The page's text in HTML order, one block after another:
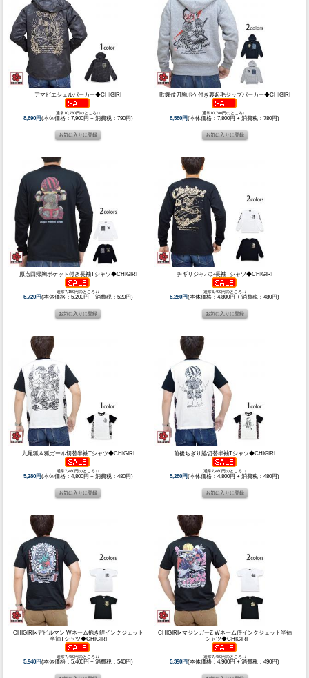
アマビエシェルパーカー◆CHIGIRI
通常10,780円のところ↓↓
8,690円(本体価格：7,900円 + 消費税：790円)
歌舞伎刀胸ポケ付き裏起毛ジップパーカー◆CHIGIRI
通常10,780円のところ↓↓
8,580円(本体価格：7,800円 + 消費税：780円)
原点回帰胸ポケット付き長袖Tシャツ◆CHIGIRI
通常7,150円のところ↓↓
5,720円(本体価格：5,200円 + 消費税：520円)
チギリジャパン長袖Tシャツ◆CHIGIRI
通常6,490円のところ↓↓
5,280円(本体価格：4,800円 + 消費税：480円)
九尾狐＆狐ガール切替半袖Tシャツ◆CHIGIRI
通常7,480円のところ↓↓
5,280円(本体価格：4,800円 + 消費税：480円)
前後ちぎり脇切替半袖Tシャツ◆CHIGIRI
通常7,480円のところ↓↓
5,280円(本体価格：4,800円 + 消費税：480円)
CHIGIRI×デビルマン Wネーム抱き鯉インクジェット
半袖Tシャツ◆CHIGIRI
通常7,480円のところ↓↓
5,940円(本体価格：5,400円 + 消費税：540円)
CHIGIRI×マジンガーZ Wネーム侍インクジェット半袖
Tシャツ◆CHIGIRI
通常7,480円のところ↓↓
5,390円(本体価格：4,900円 + 消費税：490円)